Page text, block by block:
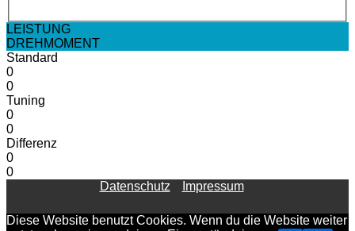
LEISTUNG
DREHMOMENT
Standard
0
0
Tuning
0
0
Differenz
0
0
Datenschutz
Impressum
Diese Website benutzt Cookies. Wenn du die Website weiter